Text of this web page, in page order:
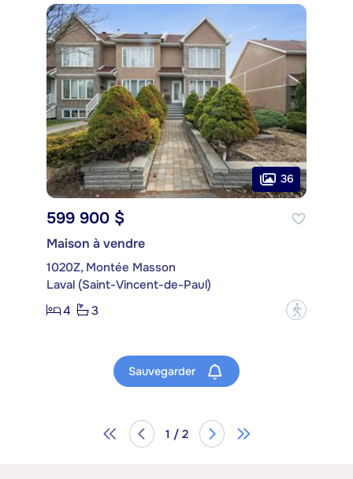
36
599 900 $
Maison à vendre
1020Z, Montée Masson
Laval (Saint-Vincent-de-Paul)
4
3 ?
Sauvegarder
1 / 2